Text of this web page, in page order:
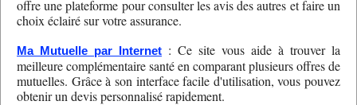
offre une plateforme pour consulter les avis des autres et faire un
choix éclairé sur votre assurance.
Ma Mutuelle par Internet : Ce site vous aide à trouver la
meilleure complémentaire santé en comparant plusieurs offres de
mutuelles. Grâce à son interface facile d'utilisation, vous pouvez
obtenir un devis personnalisé rapidement.